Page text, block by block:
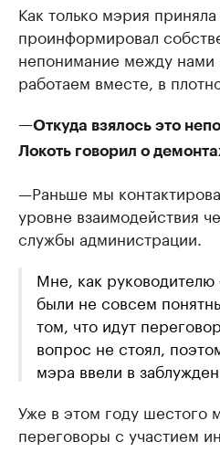
Как только мэрия
проинформировал
непонимание между
работаем вместе, в
—Откуда взялось это
Локоть говорил о
—Раньше мы
уровне взаимодействия
службы администрации.
Мне, как
были не совсем
том, что идут
вопрос не стоял,
мэра ввели в
Уже в этом году шестого
переговоры с участием